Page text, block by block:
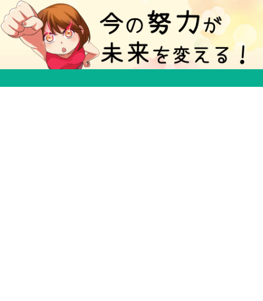
５分で得する豆知識ブログ